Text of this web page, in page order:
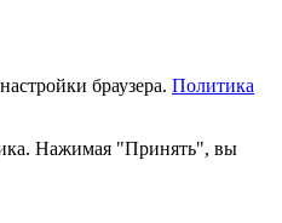
браузера. Политика
Нажимая "Принять", вы